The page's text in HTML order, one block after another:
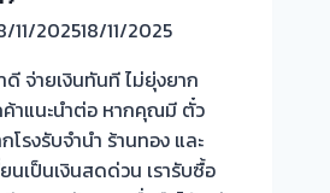
11/202518/11/2025
ดี จ่ายเงินทันที ไม่ยุ่งยาก
ค้าแนะนำต่อ หากคุณมี ตั๋ว
โรงรับจำนำ ร้านทอง และ
นเป็นเงินสดด่วน เรารับซื้อ